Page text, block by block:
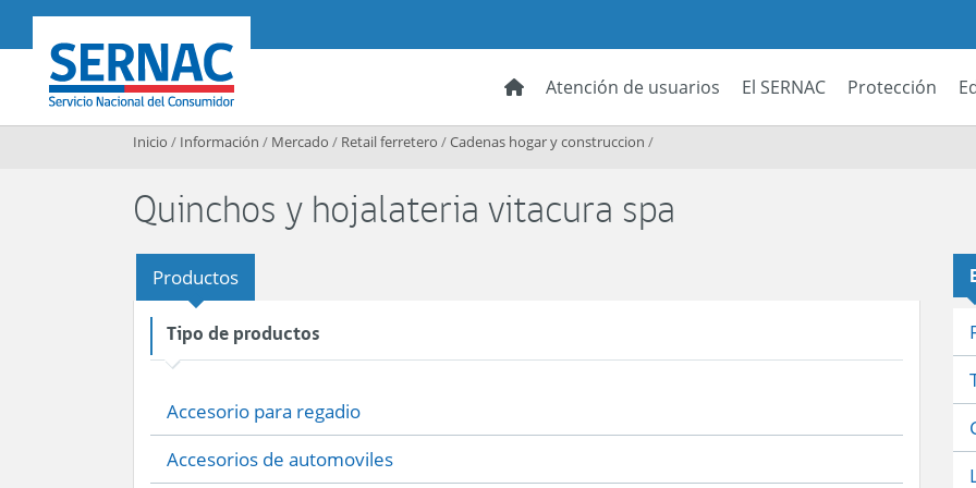
SERNAC
Atención de usuarios El SERNAC Protección
Inicio / Información / Mercado / Retail ferretero /Cadenas hogar y construccion /
Quinchos y hojalateria vitacura spa
Productos
Tipo de productos
Accesorio para regadio
Accesorios de automoviles